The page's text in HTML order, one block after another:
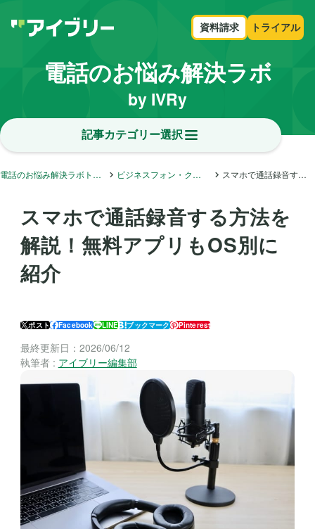
資料請求 トライアル
電話のお悩み解決ラボ
by IVRy
記事カテゴリー選択
電話のお悩み解決ラボトップ ビジネスフォン・クラウドフォン・内線電話 スマホで通話録音する方法を解説！無料アプリもOS別に紹介
スマホで通話録音する方法を
解説！無料アプリもOS別に
紹介
ポスト Facebook LINE ブックマーク Pinterest
最終更新日： 2026/06/12
執筆者 : アイブリー編集部